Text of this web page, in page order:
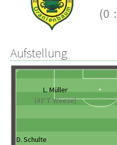
(0 :
Aufstellung
L. Müller
(43' T. Weese)
D. Schulte